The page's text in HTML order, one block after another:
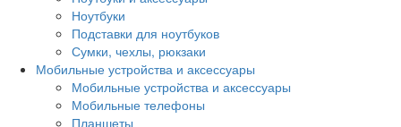
Ноутбуки
Подставки для ноутбуков
Сумки, чехлы, рюкзаки
Мобильные устройства и аксессуары
Мобильные устройства и аксессуары
Мобильные телефоны
Планшеты